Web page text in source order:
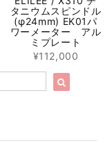
タニウムスピンドル
(φ24mm) EK01パ
ワーメーター アル
ミプレート
¥112,000